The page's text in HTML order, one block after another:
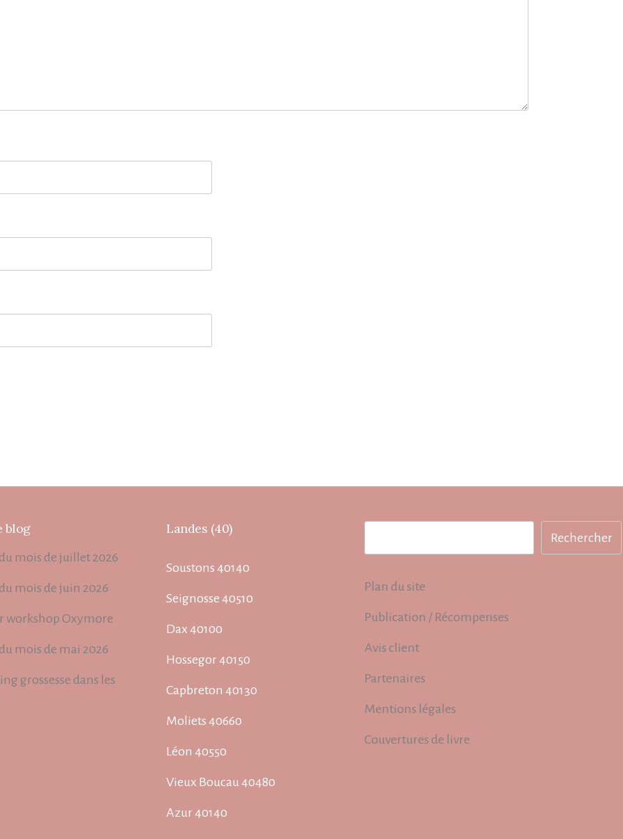
blog
mois de juillet 2026
mois de juin 2026
workshop Oxymore
mois de mai 2026
grossesse dans les
Landes (40)
Soustons 40140
Seignosse 40510
Dax 40100
Hossegor 40150
Capbreton 40130
Moliets 40660
Léon 40550
Vieux Boucau 40480
Azur 40140
Rechercher
Plan du site
Publication / Récompenses
Avis client
Partenaires
Mentions légales
Couvertures de livre